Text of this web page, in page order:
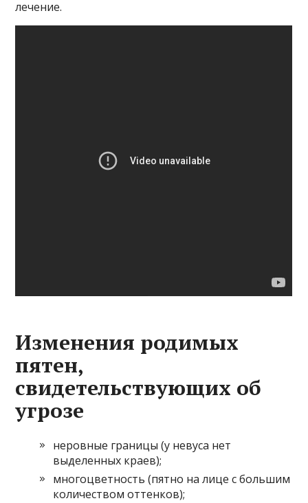
лечение.
Изменения родимых
пятен,
свидетельствующих об
угрозе
неровные границы (у невуса нет
выделенных краев);
многоцветность (пятно на лице с большим
количеством оттенков);